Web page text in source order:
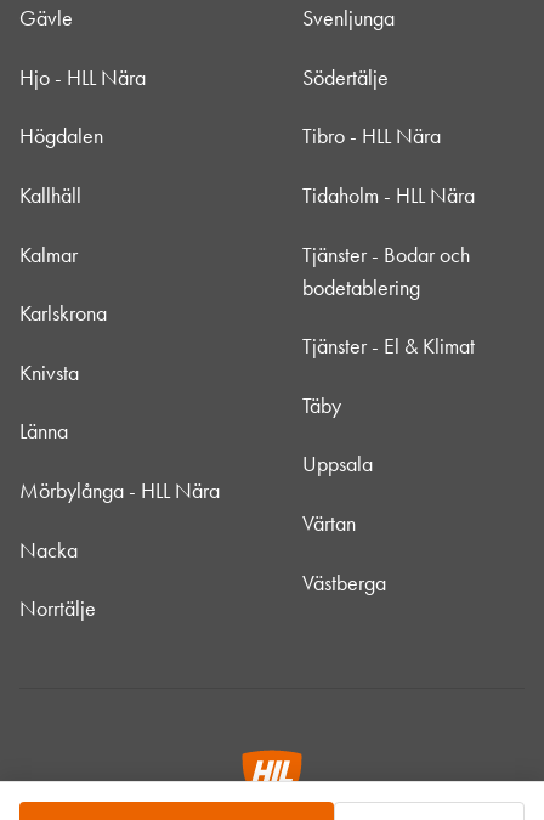
Gävle
Hjo - HLL Nära
Högdalen
Kallhäll
Kalmar
Karlskrona
Knivsta
Länna
Mörbylånga - HLL Nära
Nacka
Norrtälje
Svenljunga
Södertälje
Tibro - HLL Nära
Tidaholm - HLL Nära
Tjänster - Bodar och
bodetablering
Tjänster - El & Klimat
Täby
Uppsala
Värtan
Västberga